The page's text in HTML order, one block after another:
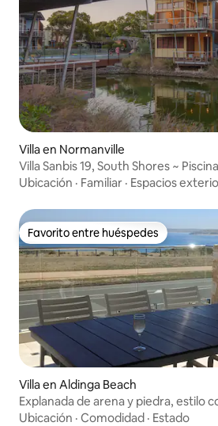
Villa en Normanville
Villa Sanbis 19, South Shores ~
Ubicación · Familiar · Espacios
Favorito entre huéspedes
Favorito entre huéspedes
Villa en Aldinga Beach
Explanada de arena y piedra, estilo
impresionante
Ubicación · Comodidad · Estado